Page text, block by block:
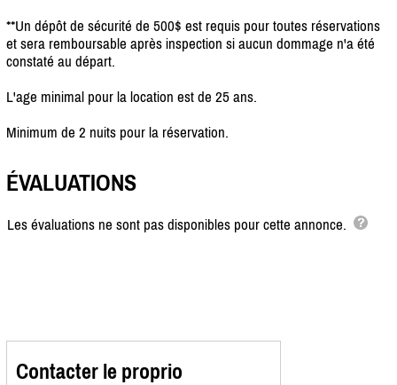
**Un dépôt de sécurité de 500$ est requis pour toutes réservations
et sera remboursable après inspection si aucun dommage n'a été
constaté au départ.
L'age minimal pour la location est de 25 ans.
Minimum de 2 nuits pour la réservation.
ÉVALUATIONS
Les évaluations ne sont pas disponibles pour cette annonce.
Contacter le proprio